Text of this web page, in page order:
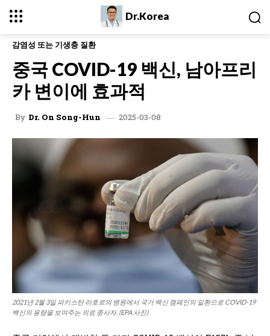
Dr.Korea
감염성 또는 기생충 질환
중국 COVID-19 백신, 남아프리
카 변이에 효과적
By Dr. On Song-Hun 2025-03-08
2021년 2월 3일 파키스탄 라호르의 병원에서 국가 백신 캠페인의 일환으로 COVID-19
백신의 용량을 보여주는 의료 종사자. (EPA 사진)